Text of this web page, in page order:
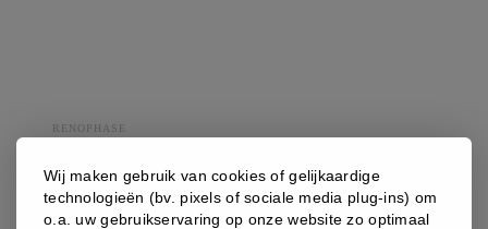
RENOPHASE
Algemene anti-veroudering verzorging: tegen het verlies van
dichtheid van elasticiteit.
Wij maken gebruik van cookies of gelijkaardige
technologieën (bv. pixels of sociale media plug-ins) om
o.a. uw gebruikservaring op onze website zo optimaal